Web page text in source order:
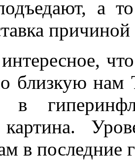
а
близкую
в
картина.
в